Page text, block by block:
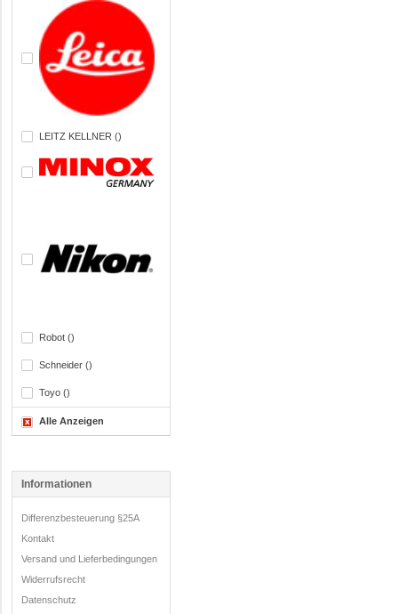
LEITZ KELLNER ()
Robot ()
Schneider ()
Toyo ()
Alle Anzeigen
Informationen
Differenzbesteuerung §25A
Kontakt
Versand und Lieferbedingungen
Widerrufsrecht
Datenschutz